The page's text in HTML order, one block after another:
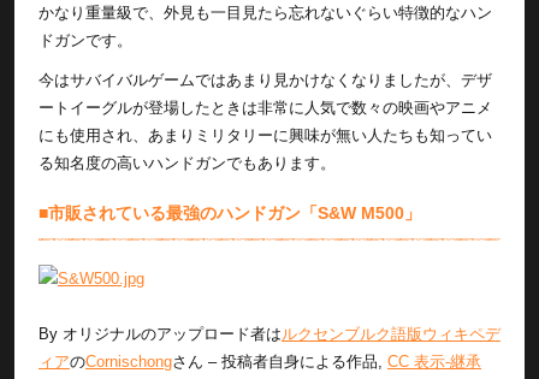
かなり重量級で、外見も一目見たら忘れないぐらい特徴的なハン
ドガンです。
今はサバイバルゲームではあまり見かけなくなりましたが、デザ
ートイーグルが登場したときは非常に人気で数々の映画やアニメ
にも使用され、あまりミリタリーに興味が無い人たちも知ってい
る知名度の高いハンドガンでもあります。
■市販されている最強のハンドガン「S&W M500」
By オリジナルのアップロード者はルクセンブルク語版ウィキペデ
ィアのCornischongさん – 投稿者自身による作品, CC 表示-継承